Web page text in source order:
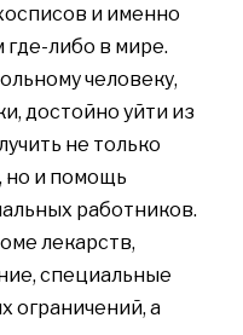
и именно
где-либо в мире.
человеку,
достойно уйти из
не только
но и помощь
работников.
лекарств,
специальные
ограничений, а